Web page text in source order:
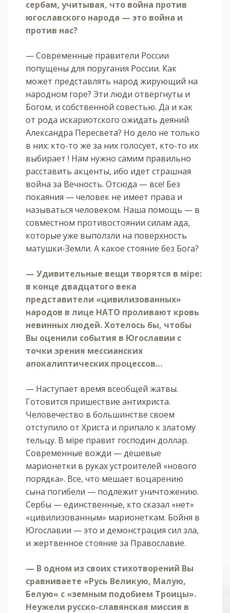
сербам, учитывая, что война против
югославского народа — это война и
против нас?
— Современные правители России
попущены для поругания России. Как
может представлять народ жирующий на
народном горе? Эти люди отвергнуты и
Богом, и собственной совестью. Да и как
от рода искариотского ожидать деяний
Александра Пересвета? Но дело не только
в них: кто-то же за них голосует, кто-то их
выбирает ! Нам нужно самим правильно
расставить акценты, ибо идет страшная
война за Вечность. Отсюда — все! Без
покаяния — человек не имеет права и
называться человеком. Наша помощь — в
совместном противостоянии силам ада,
которые уже выползли на поверхность
матушки-Земли. А какое стояние без Бога?
— Удивительные вещи творятся в мiре:
в конце двадцатого века
представители «цивилизованных»
народов в лице НАТО проливают кровь
невинных людей. Хотелось бы, чтобы
Вы оценили события в Югославии с
точки зрения мессианских
апокалиптических процессов…
— Наступает время всеобщей жатвы.
Готовится пришествие антихриста.
Человечество в большинстве своем
отступило от Христа и припало к златому
тельцу. В мiре правит господин доллар.
Современные вожди — дешевые
марионетки в руках устроителей «нового
порядка». Все, что мешает воцарению
сына погибели — подлежит уничтожению.
Сербы — единственные, кто сказал «нет»
«цивилизованным» марионеткам. Бойня в
Югославии — это и демонстрация сил зла,
и жертвенное стояние за Православие.
— В одном из своих стихотворений Вы
сравниваете «Русь Великую, Малую,
Белую» с «земным подобием Троицы».
Неужели русско-славянская миссия в